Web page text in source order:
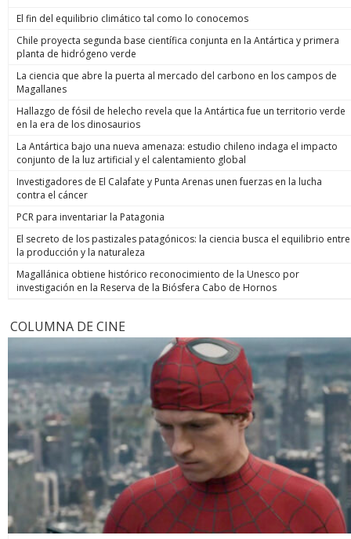
El fin del equilibrio climático tal como lo conocemos
Chile proyecta segunda base científica conjunta en la Antártica y primera
planta de hidrógeno verde
La ciencia que abre la puerta al mercado del carbono en los campos de
Magallanes
Hallazgo de fósil de helecho revela que la Antártica fue un territorio verde
en la era de los dinosaurios
La Antártica bajo una nueva amenaza: estudio chileno indaga el impacto
conjunto de la luz artificial y el calentamiento global
Investigadores de El Calafate y Punta Arenas unen fuerzas en la lucha
contra el cáncer
PCR para inventariar la Patagonia
El secreto de los pastizales patagónicos: la ciencia busca el equilibrio entre
la producción y la naturaleza
Magallánica obtiene histórico reconocimiento de la Unesco por
investigación en la Reserva de la Biósfera Cabo de Hornos
COLUMNA DE CINE